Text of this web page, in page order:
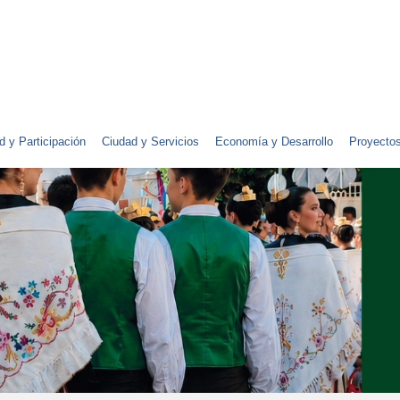
y Participación Ciudad y Servicios Economía y Desarrollo